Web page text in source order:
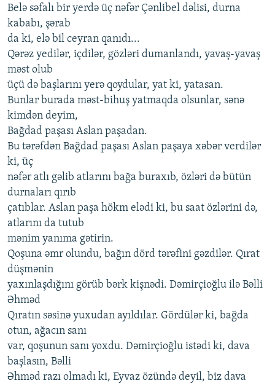
Belə səfalı bir yerdə üç nəfər Çənlibel dəlisi, durna
kababı, şərab
da ki, elə bil ceyran qanıdı...
Qərəz yedilər, içdilər, gözləri dumanlandı, yavaş-yavaş
məst olub
üçü də başlarını yerə qoydular, yat ki, yatasan.
Bunlar burada məst-bihuş yatmaqda olsunlar, sənə
kimdən deyim,
Bağdad paşası Aslan paşadan.
Bu tərəfdən Bağdad paşası Aslan paşaya xəbər verdilər
ki, üç
nəfər atlı gəlib atlarını bağa buraxıb, özləri də bütün
durnaları qırıb
çatıblar. Aslan paşa hökm elədi ki, bu saat özlərini də,
atlarını da tutub
mənim yanıma gətirin.
Qoşuna əmr olundu, bağın dörd tərəfini gəzdilər. Qırat
düşmənin
yaxınlaşdığını görüb bərk kişnədi. Dəmirçioğlu ilə Bəlli
Əhməd
Qıratın səsinə yuxudan ayıldılar. Gördülər ki, bağda
otun, ağacın sanı
var, qoşunun sanı yoxdu. Dəmirçioğlu istədi ki, dava
başlasın, Bəlli
Əhməd razı olmadı ki, Eyvaz özündə deyil, biz dava